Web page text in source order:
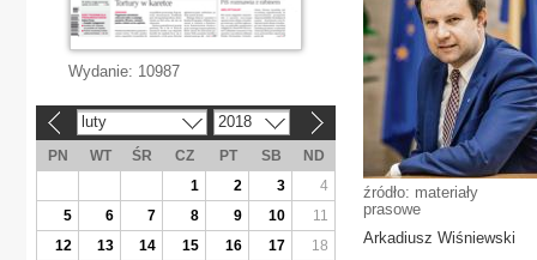
źródło: materiały
prasowe
Arkadiusz Wiśniewski
Wydanie: 10987
luty 2018
PN WT ŚR CZ PT SB
ND
1
2 3
4
5
6 7 8 9 10
11
12
13 14 15 16 17
18